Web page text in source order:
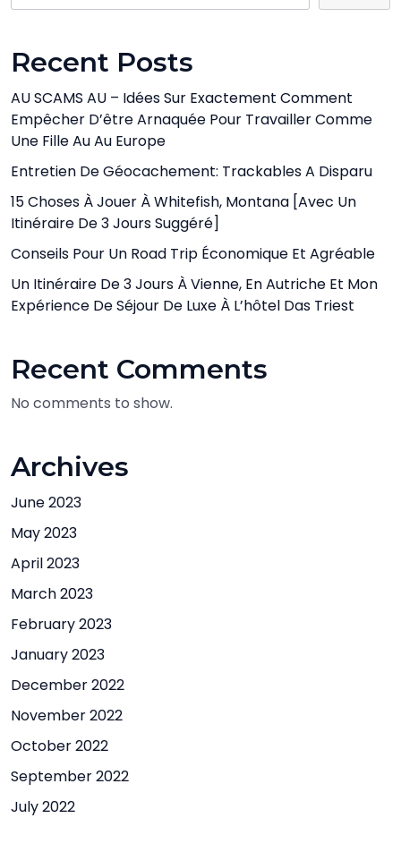
Recent Posts
AU SCAMS AU – Idées Sur Exactement Comment
Empêcher D’être Arnaquée Pour Travailler Comme
Une Fille Au Au Europe
Entretien De Géocachement: Trackables A Disparu
15 Choses À Jouer À Whitefish, Montana [avec Un
Itinéraire De 3 Jours Suggéré]
Conseils Pour Un Road Trip Économique Et Agréable
Un Itinéraire De 3 Jours À Vienne, En Autriche Et Mon
Expérience De Séjour De Luxe À L’hôtel Das Triest
Recent Comments
No comments to show.
Archives
June 2023
May 2023
April 2023
March 2023
February 2023
January 2023
December 2022
November 2022
October 2022
September 2022
July 2022